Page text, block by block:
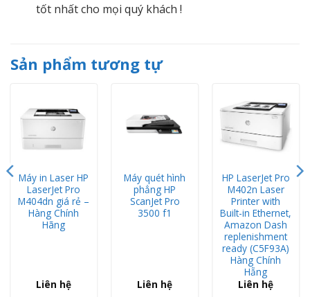
tốt nhất cho mọi quý khách !
Sản phẩm tương tự
Máy in Laser HP
LaserJet Pro
M404dn giá rẻ –
Hàng Chính
Hãng
Liên hệ
Máy quét hình
phẳng HP
ScanJet Pro
3500 f1
Liên hệ
HP LaserJet Pro
M402n Laser
Printer with
Built-in Ethernet,
Amazon Dash
replenishment
ready (C5F93A)
Hàng Chính
Hẵng
Liên hệ